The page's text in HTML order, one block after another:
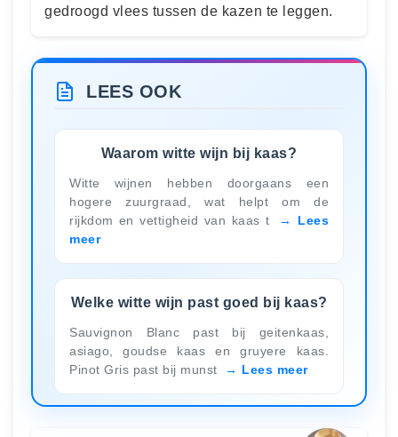
gedroogd vlees tussen de kazen te leggen.
LEES OOK
Waarom witte wijn bij kaas?
Witte wijnen hebben doorgaans een
hogere zuurgraad, wat helpt om de
rijkdom en vettigheid van kaas t
Lees
meer
Welke witte wijn past goed bij kaas?
Sauvignon Blanc past bij geitenkaas,
asiago, goudse kaas en gruyere kaas.
Pinot Gris past bij munst
Lees meer